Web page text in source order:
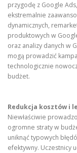
przygodę z Google
ekstremalnie
dynamicznych,
produktowych w
oraz analizy danych w
mogą prowadzić
technologicznie
budżet.
Redukcja kosztów i
Niewłaściwie
ogromne straty w
uniknąć typowych
efektywny. Uczestnicy